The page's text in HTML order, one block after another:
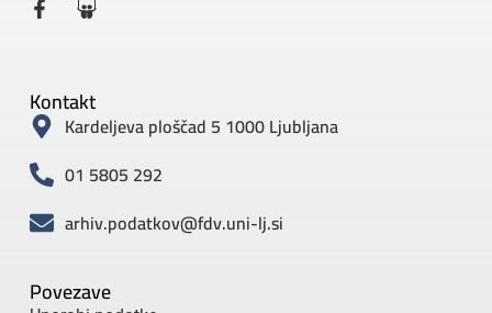
Povezave
Kontakt
Kardeljeva ploščad 5 1000 Ljubljana
01 5805 292
arhiv.podatkov@fdv.uni-lj.si